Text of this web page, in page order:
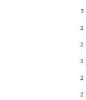
3
2
2
2
2
2